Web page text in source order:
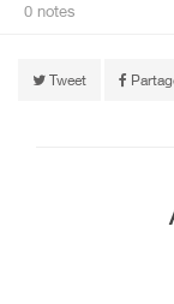
0 notes
Tweet